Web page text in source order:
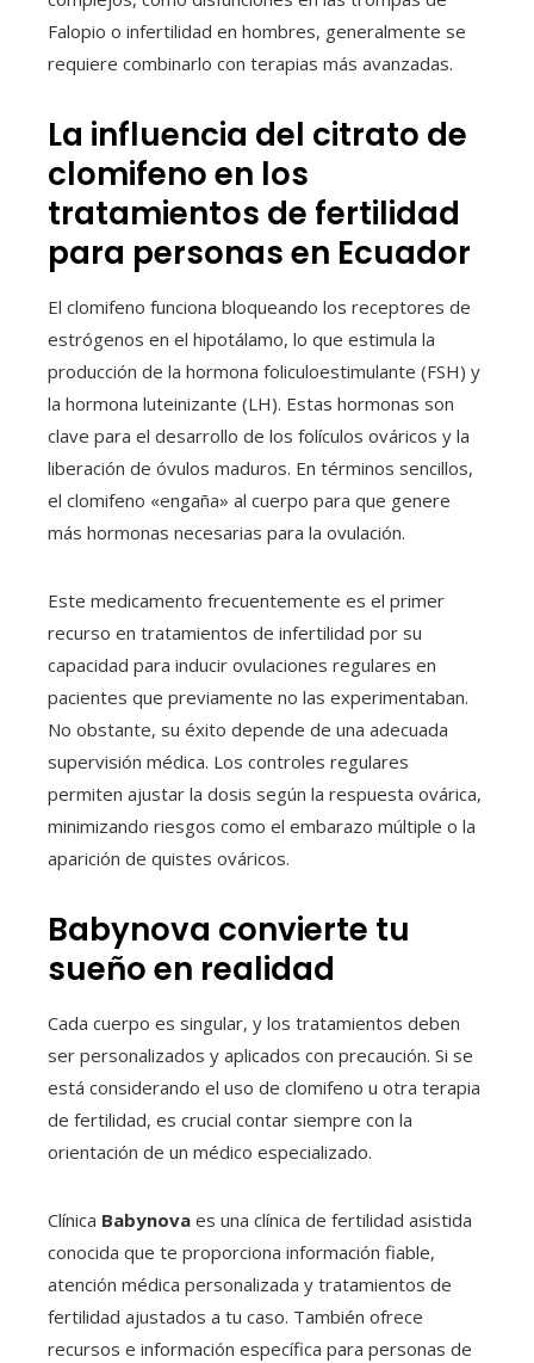
Falopio o infertilidad en hombres, generalmente se
requiere combinarlo con terapias más avanzadas.
La influencia del citrato de
clomifeno en los
tratamientos de fertilidad
para personas en Ecuador
El clomifeno funciona bloqueando los receptores de
estrógenos en el hipotálamo, lo que estimula la
producción de la hormona foliculoestimulante (FSH) y
la hormona luteinizante (LH). Estas hormonas son
clave para el desarrollo de los folículos ováricos y la
liberación de óvulos maduros. En términos sencillos,
el clomifeno «engaña» al cuerpo para que genere
más hormonas necesarias para la ovulación.
Este medicamento frecuentemente es el primer
recurso en tratamientos de infertilidad por su
capacidad para inducir ovulaciones regulares en
pacientes que previamente no las experimentaban.
No obstante, su éxito depende de una adecuada
supervisión médica. Los controles regulares
permiten ajustar la dosis según la respuesta ovárica,
minimizando riesgos como el embarazo múltiple o la
aparición de quistes ováricos.
Babynova convierte tu
sueño en realidad
Cada cuerpo es singular, y los tratamientos deben
ser personalizados y aplicados con precaución. Si se
está considerando el uso de clomifeno u otra terapia
de fertilidad, es crucial contar siempre con la
orientación de un médico especializado.
Clínica Babynova es una clínica de fertilidad asistida
conocida que te proporciona información fiable,
atención médica personalizada y tratamientos de
fertilidad ajustados a tu caso. También ofrece
recursos e información específica para personas de